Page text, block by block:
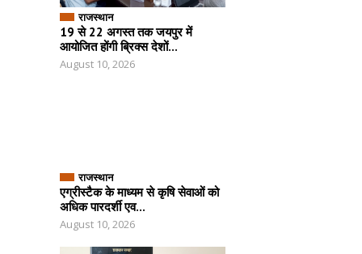
राजस्थान
19 से 22 अगस्त तक जयपुर में
आयोजित होंगी ब्रिक्स देशों...
August 10, 2026
राजस्थान
एग्रीस्टैक के माध्यम से कृषि सेवाओं को
अधिक पारदर्शी एव...
August 10, 2026